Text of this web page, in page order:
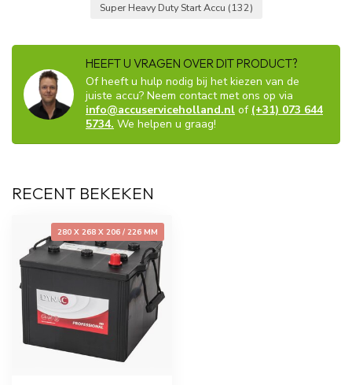
Super Heavy Duty Start Accu (132)
HEEFT U VRAGEN OVER DIT PRODUCT?
Of heeft u hulp nodig bij het kiezen van de
juiste accu? Neem contact met ons op via
info@accuserviceholland.nl of (+31) 073 644
5734. We helpen u graag!
RECENT BEKEKEN
280 X 268 X 206 / 226 MM